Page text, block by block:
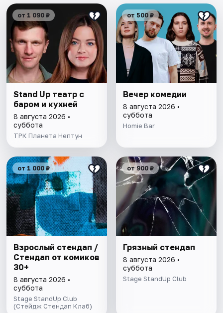
от 1 090 ₽
Stand Up театр с
баром и кухней
8 августа 2026 •
суббота
ТРК Планета Нептун
от 500 ₽
Вечер комедии
8 августа 2026 •
суббота
Homie Bar
от 1 000 ₽
Взрослый стендап /
Стендап от комиков
30+
8 августа 2026 •
суббота
Stage StandUp Club
(Стейдж Стендап Клаб)
от 900 ₽
Грязный стендап
8 августа 2026 •
суббота
Stage StandUp Club